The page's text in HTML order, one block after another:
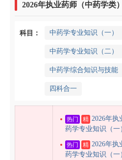
2026年执业药师（中药学类
科目： 中药学专业知识（一）
中药学专业知识（二）
中药学综合知识与技能
四科合一
热门 精 2026年执
药学专业知识（
热门 精 2026年执
药学专业知识（一